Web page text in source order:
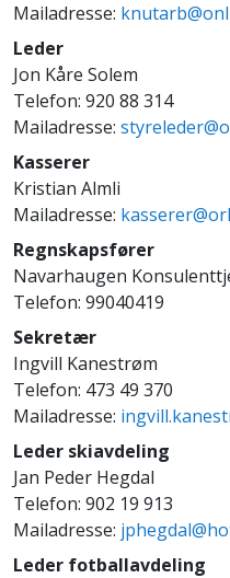
Mailadresse:
Leder
Jon Kåre Solem
Telefon: 920 88 314
Mailadresse:
Kasserer
Kristian Almli
Mailadresse:
Regnskapsfører
Navarhaugen
Telefon: 99040419
Sekretær
Ingvill Kanestrøm
Telefon: 473 49 370
Mailadresse:
Leder skiavdeling
Jan Peder Hegdal
Telefon: 902 19 913
Mailadresse:
Leder fotballavdeling